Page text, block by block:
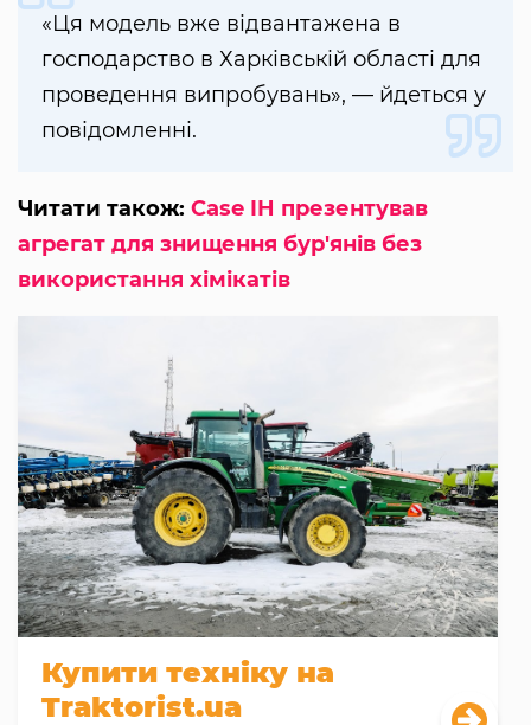
«Ця модель вже відвантажена в
господарство в Харківській області для
проведення випробувань», — йдеться у
повідомленні.
Читати також: Case IH презентував
агрегат для знищення бур'янів без
використання хімікатів
Купити техніку на
Traktorist.ua